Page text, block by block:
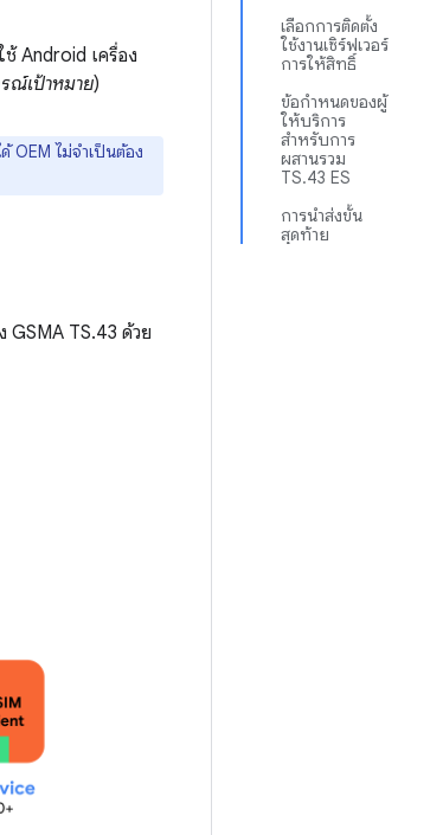
เลือกการติดตั้ง
ใช้งานเซิร์ฟเวอร์
การให้สิทธิ์
ข้อกำหนดของผู้
ให้บริการ
สำหรับการ
ผสานรวม
TS.43 ES
การนำส่งขั้น
สุดท้าย
Android เครื่อง
ณ์เป้าหมาย)
OEM ไม่จำเป็นต้อง
GSMA TS.43 ด้วย